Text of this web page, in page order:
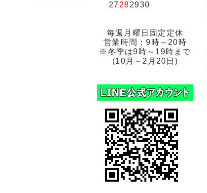
27 282930
毎週月曜日固定定休
営業時間：9時～20時
※冬季は9時～19時まで
(10月～2月20日)